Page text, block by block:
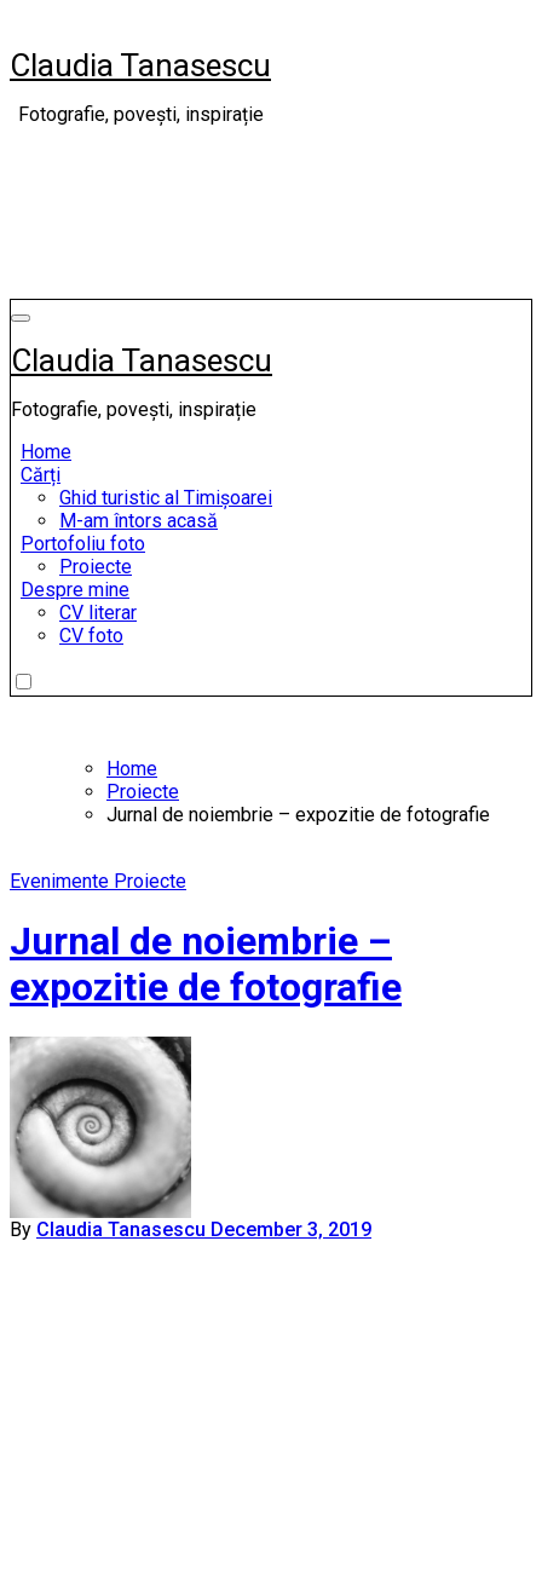
content
Claudia Tanasescu
Fotografie, povești, inspirație
Claudia Tanasescu
Fotografie, povești, inspirație
Home
Cărți
Ghid turistic al Timișoarei
M-am întors acasă
Portofoliu foto
Proiecte
Despre mine
CV literar
CV foto
Home
Proiecte
Jurnal de noiembrie – expozitie de fotografie
Evenimente Proiecte
Jurnal de noiembrie –
expozitie de fotografie
By Claudia Tanasescu December 3, 2019